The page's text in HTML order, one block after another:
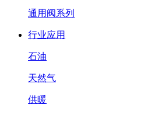
通用阀系列
行业应用
石油
天然气
供暖